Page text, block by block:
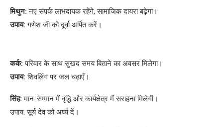
मिथुन:नए संपर्क लाभदायक रहेंगे, सामाजिक दायरा बढ़ेगा।
उपाय:गणेश जी को दूर्वा अर्पित करें।
कर्क: परिवार के साथ सुखद समय बिताने का अवसर मिलेगा।
उपाय:शिवलिंग पर जल चढ़ाएँ।
सिंह:मान-सम्मान में वृद्धि और कार्यक्षेत्र में सराहना मिलेगी।
उपाय: सूर्य देव को अर्घ्य दें।